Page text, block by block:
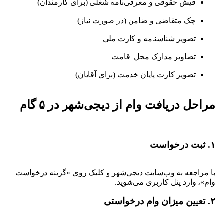
فیش حقوقی و معرفی‌نامه شغلی (برای کارمندان)
چک متقاضی و ضامن (در صورت نیاز)
تصویر شناسنامه و کارت ملی
تصاویر مدارک محل اقامت
تصویر کارت پایان خدمت (برای آقایان)
مراحل دریافت وام از دیجی‌شهر در ۵ گام
۱. ثبت درخواست
با مراجعه به وب‌سایت دیجی‌شهر و کلیک روی «گزینه درخواست
وام»، وارد پنل کاربری می‌شوید.
۲. تعیین میزان وام درخواستی